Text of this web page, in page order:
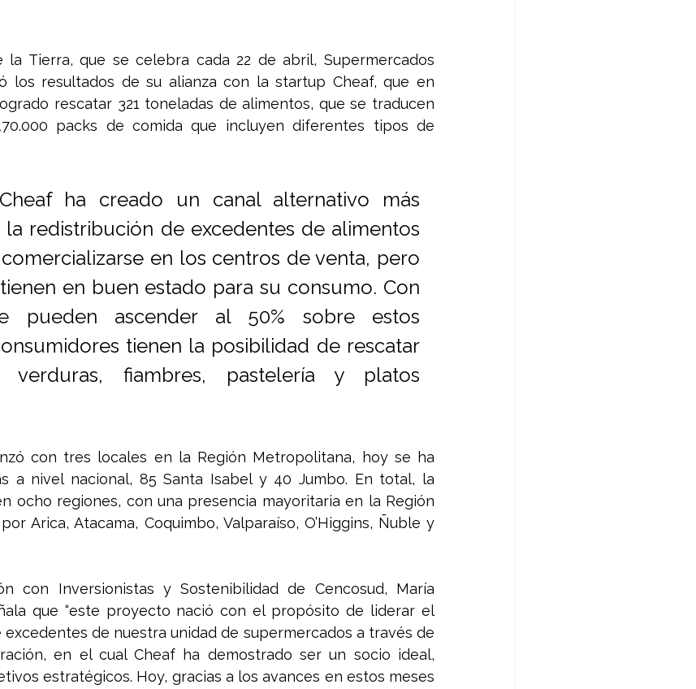
Tierra, que se celebra cada 22 de abril, Supermercados
los resultados de su alianza con la startup Cheaf, que en
rescatar 321 toneladas de alimentos, que se traducen
packs de comida que incluyen diferentes tipos de
ha creado un canal alternativo más
redistribución de excedentes de alimentos
en los centros de venta, pero
en buen estado para su consumo. Con
pueden ascender al 50% sobre estos
tienen la posibilidad de rescatar
verduras, fiambres, pastelería y platos
con tres locales en la Región Metropolitana, hoy se ha
a nivel nacional, 85 Santa Isabel y 40 Jumbo. En total, la
ocho regiones, con una presencia mayoritaria en la Región
Arica, Atacama, Coquimbo, Valparaíso, O’Higgins, Ñuble y
con Inversionistas y Sostenibilidad de Cencosud, María
que “este proyecto nació con el propósito de liderar el
de nuestra unidad de supermercados a través de
en el cual Cheaf ha demostrado ser un socio ideal,
estratégicos. Hoy, gracias a los avances en estos meses